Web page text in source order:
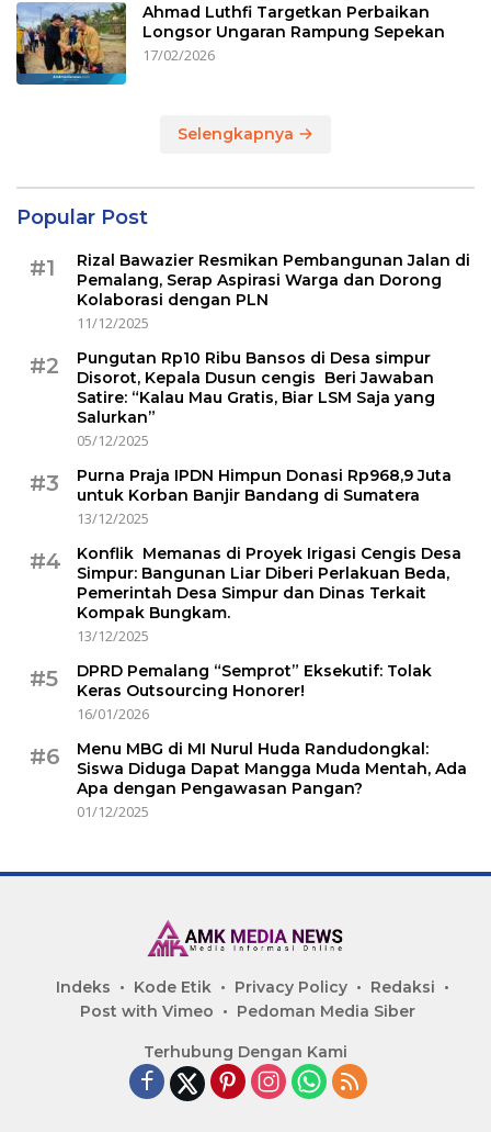
Ahmad Luthfi Targetkan Perbaikan
Longsor Ungaran Rampung Sepekan
17/02/2026
Selengkapnya
Popular Post
#1
Rizal Bawazier Resmikan Pembangunan Jalan di
Pemalang, Serap Aspirasi Warga dan Dorong
Kolaborasi dengan PLN
11/12/2025
#2
Pungutan Rp10 Ribu Bansos di Desa simpur
Disorot, Kepala Dusun cengis Beri Jawaban
Satire: “Kalau Mau Gratis, Biar LSM Saja yang
Salurkan”
05/12/2025
#3
Purna Praja IPDN Himpun Donasi Rp968,9 Juta
untuk Korban Banjir Bandang di Sumatera
13/12/2025
#4
Konflik Memanas di Proyek Irigasi Cengis Desa
Simpur: Bangunan Liar Diberi Perlakuan Beda,
Pemerintah Desa Simpur dan Dinas Terkait
Kompak Bungkam.
13/12/2025
#5
DPRD Pemalang “Semprot” Eksekutif: Tolak
Keras Outsourcing Honorer!
16/01/2026
#6
Menu MBG di MI Nurul Huda Randudongkal:
Siswa Diduga Dapat Mangga Muda Mentah, Ada
Apa dengan Pengawasan Pangan?
01/12/2025
Indeks Kode Etik Privacy Policy
Redaksi
Post with Vimeo
Pedoman Media Siber
Terhubung Dengan Kami